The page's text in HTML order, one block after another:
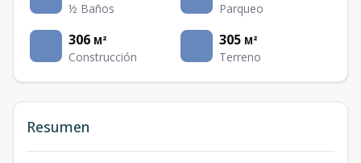
½ Baños Parqueo
306 M²
Construcción
305 M²
Terreno
Resumen